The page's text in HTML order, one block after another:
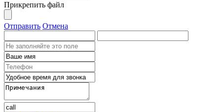
Прикрепить файл
Отправить Отмена